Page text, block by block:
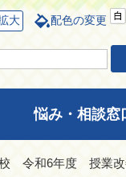
大 配色の変更
悩み・相談窓
校 令和6年度 授業改